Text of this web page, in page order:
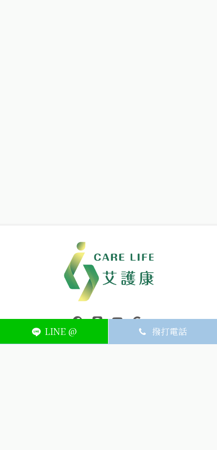
LINE @ 撥打電話
中壢醫療器材｜醫療器材補助｜出院醫療器材｜平鎮醫療器材｜艾
連結到facebook(另開視窗)
連結到Line(另開視窗)
連結到Youtube(另開視窗)
ABOUT